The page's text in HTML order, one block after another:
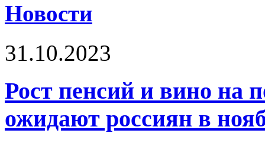
Новости
31.10.2023
Рост пенсий и вино на
ожидают россиян в